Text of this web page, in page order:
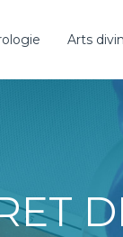
Arts